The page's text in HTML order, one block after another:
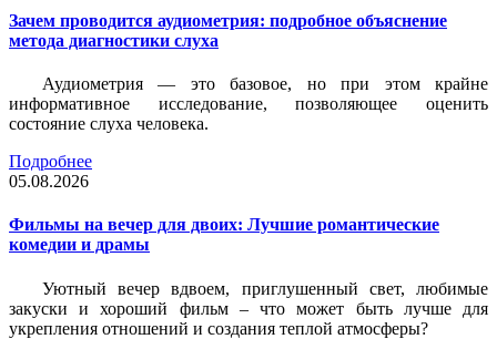
Зачем проводится аудиометрия: подробное объяснение
метода диагностики слуха
Аудиометрия — это базовое, но при этом крайне
информативное исследование, позволяющее оценить
состояние слуха человека.
Подробнее
05.08.2026
Фильмы на вечер для двоих: Лучшие романтические
комедии и драмы
Уютный вечер вдвоем, приглушенный свет, любимые
закуски и хороший фильм – что может быть лучше для
укрепления отношений и создания теплой атмосферы?